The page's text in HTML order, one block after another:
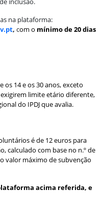
na plataforma:
, com o mínimo de 20 dias
os 14 e os 30 anos, exceto
limite etário diferente,
do IPDJ que avalia.
é de 12 euros para
calculado com base no n.º de
valor máximo de subvenção
acima referida, e